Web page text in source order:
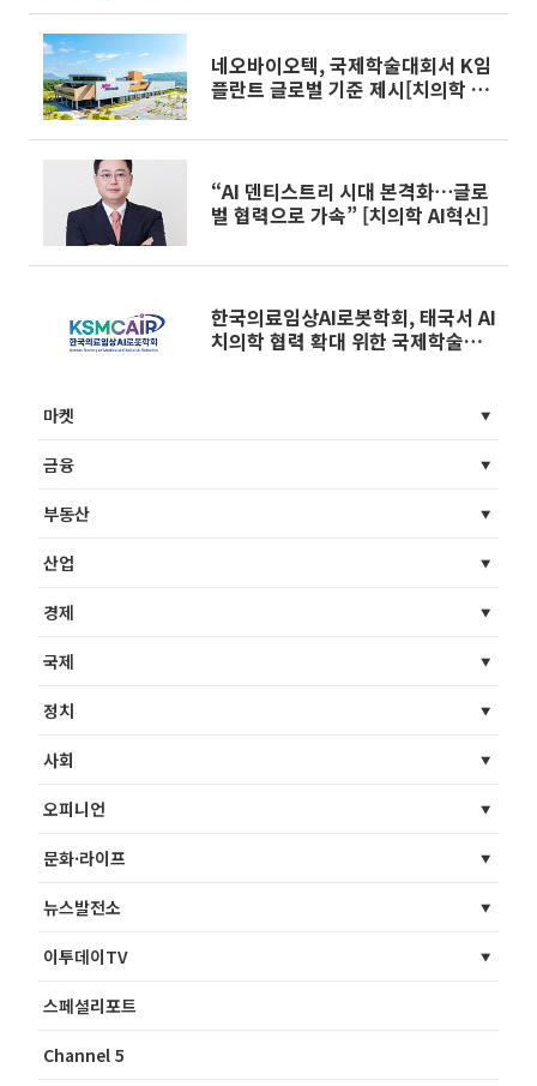
네오바이오텍, 국제학술대회서 K임
플란트 글로벌 기준 제시[치의학 AI
“AI 덴티스트리 시대 본격화⋯글로
벌 협력으로 가속” [치의학 AI혁신]
한국의료임상AI로봇학회, 태국서 AI
치의학 협력 확대 위한 국제학술대
마켓
금융
부동산
산업
경제
국제
정치
사회
오피니언
문화·라이프
뉴스발전소
이투데이TV
스페셜리포트
Channel 5